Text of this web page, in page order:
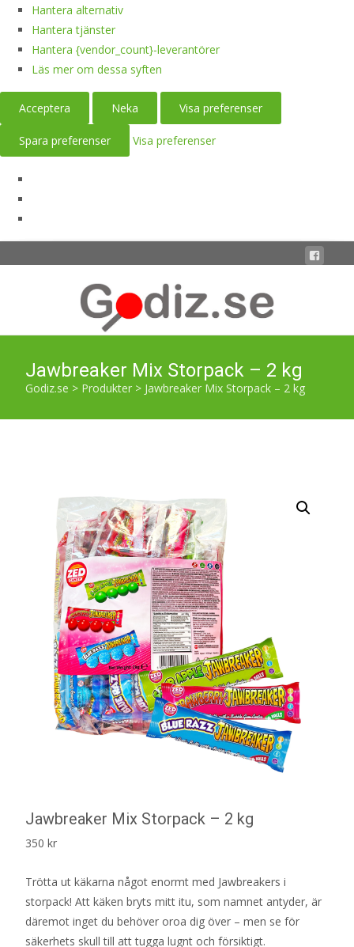
Hantera alternativ
Hantera tjänster
Hantera {vendor_count}-leverantörer
Läs mer om dessa syften
Acceptera Neka Visa preferenser
Spara preferenser Visa preferenser
Jawbreaker Mix Storpack – 2 kg
Godiz.se > Produkter > Jawbreaker Mix Storpack – 2 kg
Jawbreaker Mix Storpack – 2 kg
350 kr
Trötta ut käkarna något enormt med Jawbreakers i
storpack! Att käken bryts mitt itu, som namnet antyder, är
däremot inget du behöver oroa dig över – men se för
säkerhets skull till att tugga lugnt och försiktigt.